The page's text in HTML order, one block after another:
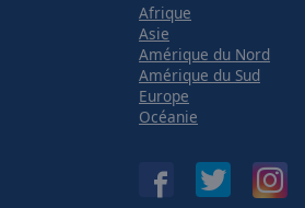
Afrique
Asie
Amérique du Nord
Amérique du Sud
Europe
Océanie